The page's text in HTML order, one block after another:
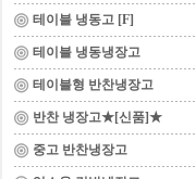
테이블 냉동고 [F]
테이블 냉동냉장고
테이블형 반찬냉장고
반찬 냉장고★[신품]★
중고 반찬냉장고